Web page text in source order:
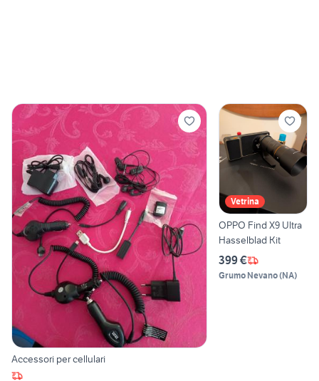
Accessori per cellulari
Vetrina
OPPO Find X9 Ultra
Hasselblad Kit
399 €
Grumo Nevano(NA)